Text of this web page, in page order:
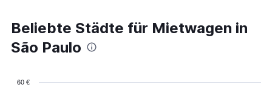
Beliebte Städte für Mietwagen in
São Paulo
60 €